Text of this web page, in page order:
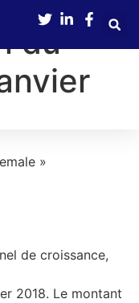
du
»
de croissance,
2018. Le montant